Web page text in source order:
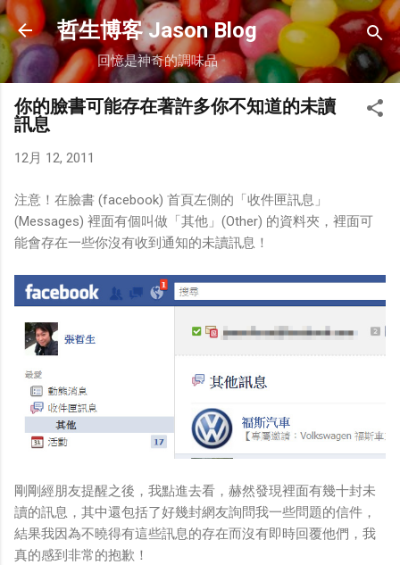
跳到主要內容
哲生博客 Jason Blog
回憶是神奇的調味品
你的臉書可能存在著許多你不知道的未讀
訊息
12月 12, 2011
注意！在臉書 (facebook) 首頁左側的「收件匣訊息」
(Messages) 裡面有個叫做「其他」(Other) 的資料夾，裡面可
能會存在一些你沒有收到通知的未讀訊息！
剛剛經朋友提醒之後，我點進去看，赫然發現裡面有幾十封未
讀的訊息，其中還包括了好幾封網友詢問我一些問題的信件，
結果我因為不曉得有這些訊息的存在而沒有即時回覆他們，我
真的感到非常的抱歉！